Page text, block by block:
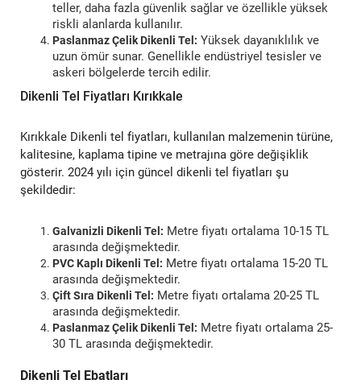
teller, daha fazla güvenlik sağlar ve özellikle yüksek
riskli alanlarda kullanılır.
Paslanmaz Çelik Dikenli Tel: Yüksek dayanıklılık ve
uzun ömür sunar. Genellikle endüstriyel tesisler ve
askeri bölgelerde tercih edilir.
Dikenli Tel Fiyatları Kırıkkale
Kırıkkale Dikenli tel fiyatları, kullanılan malzemenin türüne,
kalitesine, kaplama tipine ve metrajına göre değişiklik
gösterir. 2024 yılı için güncel dikenli tel fiyatları şu
şekildedir:
Galvanizli Dikenli Tel: Metre fiyatı ortalama 10-15 TL
arasında değişmektedir.
PVC Kaplı Dikenli Tel: Metre fiyatı ortalama 15-20 TL
arasında değişmektedir.
Çift Sıra Dikenli Tel: Metre fiyatı ortalama 20-25 TL
arasında değişmektedir.
Paslanmaz Çelik Dikenli Tel: Metre fiyatı ortalama 25-
30 TL arasında değişmektedir.
Dikenli Tel Ebatları